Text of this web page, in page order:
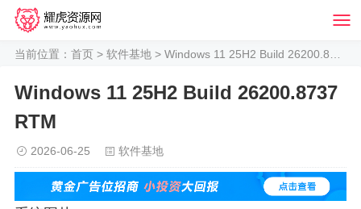
当前位置： 首页 > 软件基地 > Windows 11 25H2 Build 26200.8737 RTM
Windows 11 25H2 Build 26200.8737
RTM
2026-06-25 软件基地